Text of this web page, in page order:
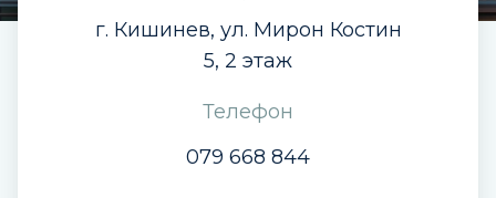
г. Кишинев, ул. Мирон Костин
5, 2 этаж
Телефон
079 668 844